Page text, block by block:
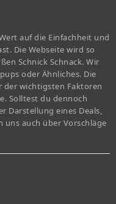
auf die Einfachheit und
Die Webseite wird so
Schnick Schnack. Wir
oder Ähnliches. Die
wichtigsten Faktoren
Solltest du dennoch
Darstellung eines Deals,
auch über Vorschläge